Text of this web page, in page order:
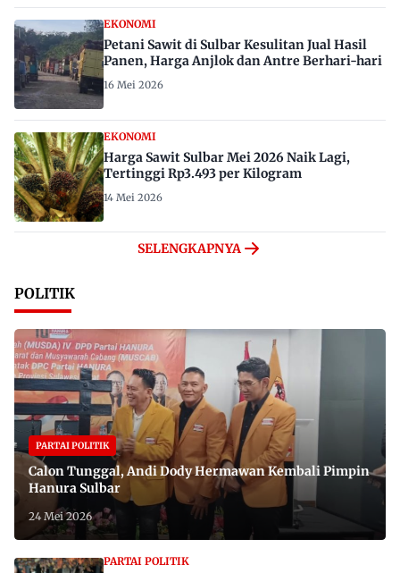
EKONOMI
Petani Sawit di Sulbar Kesulitan Jual Hasil
Panen, Harga Anjlok dan Antre Berhari-hari
16 Mei 2026
EKONOMI
Harga Sawit Sulbar Mei 2026 Naik Lagi,
Tertinggi Rp3.493 per Kilogram
14 Mei 2026
SELENGKAPNYA
POLITIK
PARTAI POLITIK
Calon Tunggal, Andi Dody Hermawan Kembali Pimpin
Hanura Sulbar
24 Mei 2026
PARTAI POLITIK